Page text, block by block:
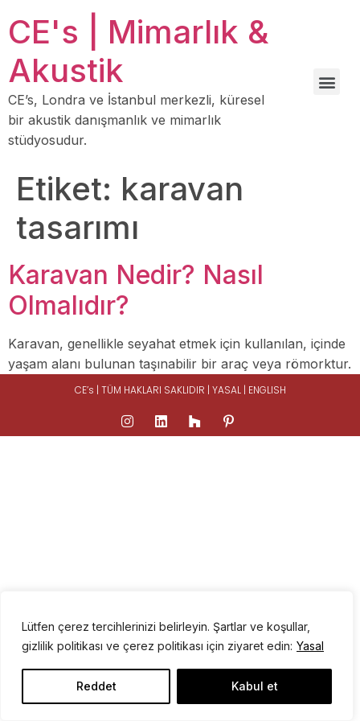
Lütfen çerez tercihlerinizi belirleyin. Şartlar ve koşullar,
gizlilik politikası ve çerez politikası için ziyaret edin: Yasal
Reddet Kabul et
CE's | Mimarlık &
Akustik
CE’s, Londra ve İstanbul merkezli, küresel
bir akustik danışmanlık ve mimarlık
stüdyosudur.
Etiket: karavan
tasarımı
Karavan Nedir? Nasıl
Olmalıdır?
Karavan, genellikle seyahat etmek için kullanılan, içinde
yaşam alanı bulunan taşınabilir bir araç veya römorktur.
CE’s | TÜM HAKLARI SAKLIDIR | YASAL | ENGLISH